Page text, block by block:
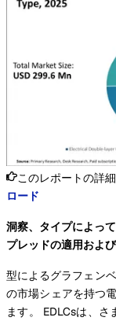
このレポートの詳細
ロード
洞察、タイプによっ
プレッドの適用およ
型によるグラフェン
の市場シェアを持つ
ます。 EDLCsは、